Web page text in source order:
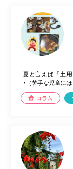
夏と言えば「土
♪（苦手な児童に
コラム